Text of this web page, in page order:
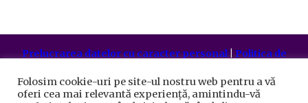
Prelucrarea datelor cu caracter personal| Politica de
Primăria Sectorului 5 București©️2021. Toate drepturile
rezervate.
Folosim cookie-uri pe site-ul nostru web pentru a vă
oferi cea mai relevantă experiență, amintindu-vă